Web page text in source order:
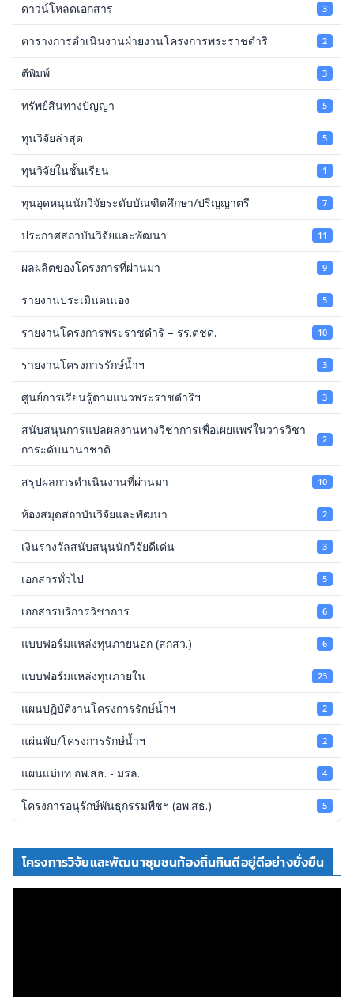
ดาวน์โหลดเอกสาร 3
ตารางการดำเนินงานฝ่ายงานโครงการพระราชดำริ 2
ตีพิมพ์ 3
ทรัพย์สินทางปัญญา 5
ทุนวิจัยล่าสุด 5
ทุนวิจัยในชั้นเรียน 1
ทุนอุดหนุนนักวิจัยระดับบัณฑิตศึกษา/ปริญญาตรี 7
ประกาศสถาบันวิจัยและพัฒนา 11
ผลผลิตของโครงการที่ผ่านมา 9
รายงานประเมินตนเอง 5
รายงานโครงการพระราชดำริ – รร.ตชด. 10
รายงานโครงการรักษ์น้ำฯ 3
ศูนย์การเรียนรู้ตามแนวพระราชดำริฯ 3
สนับสนุนการแปลผลงานทางวิชาการเพื่อเผยแพร่ในวารวิชา
การะดับนานาชาติ
2
สรุปผลการดำเนินงานที่ผ่านมา 10
ห้องสมุดสถาบันวิจัยและพัฒนา 2
เงินรางวัลสนับสนุนนักวิจัยดีเด่น 3
เอกสารทั่วไป 5
เอกสารบริการวิชาการ 6
แบบฟอร์มแหล่งทุนภายนอก (สกสว.) 6
แบบฟอร์มแหล่งทุนภายใน 23
แผนปฏิบัติงานโครงการรักษ์น้ำฯ 2
แผ่นพับ/โครงการรักษ์น้ำฯ 2
แผนแม่บท อพ.สธ. - มรล. 4
โครงการอนุรักษ์พันธุกรรมพืชฯ (อพ.สธ.) 5
โครงการวิจัยและพัฒนาชุมชนท้องถิ่นกินดีอยู่ดีอย่างยั่งยืน